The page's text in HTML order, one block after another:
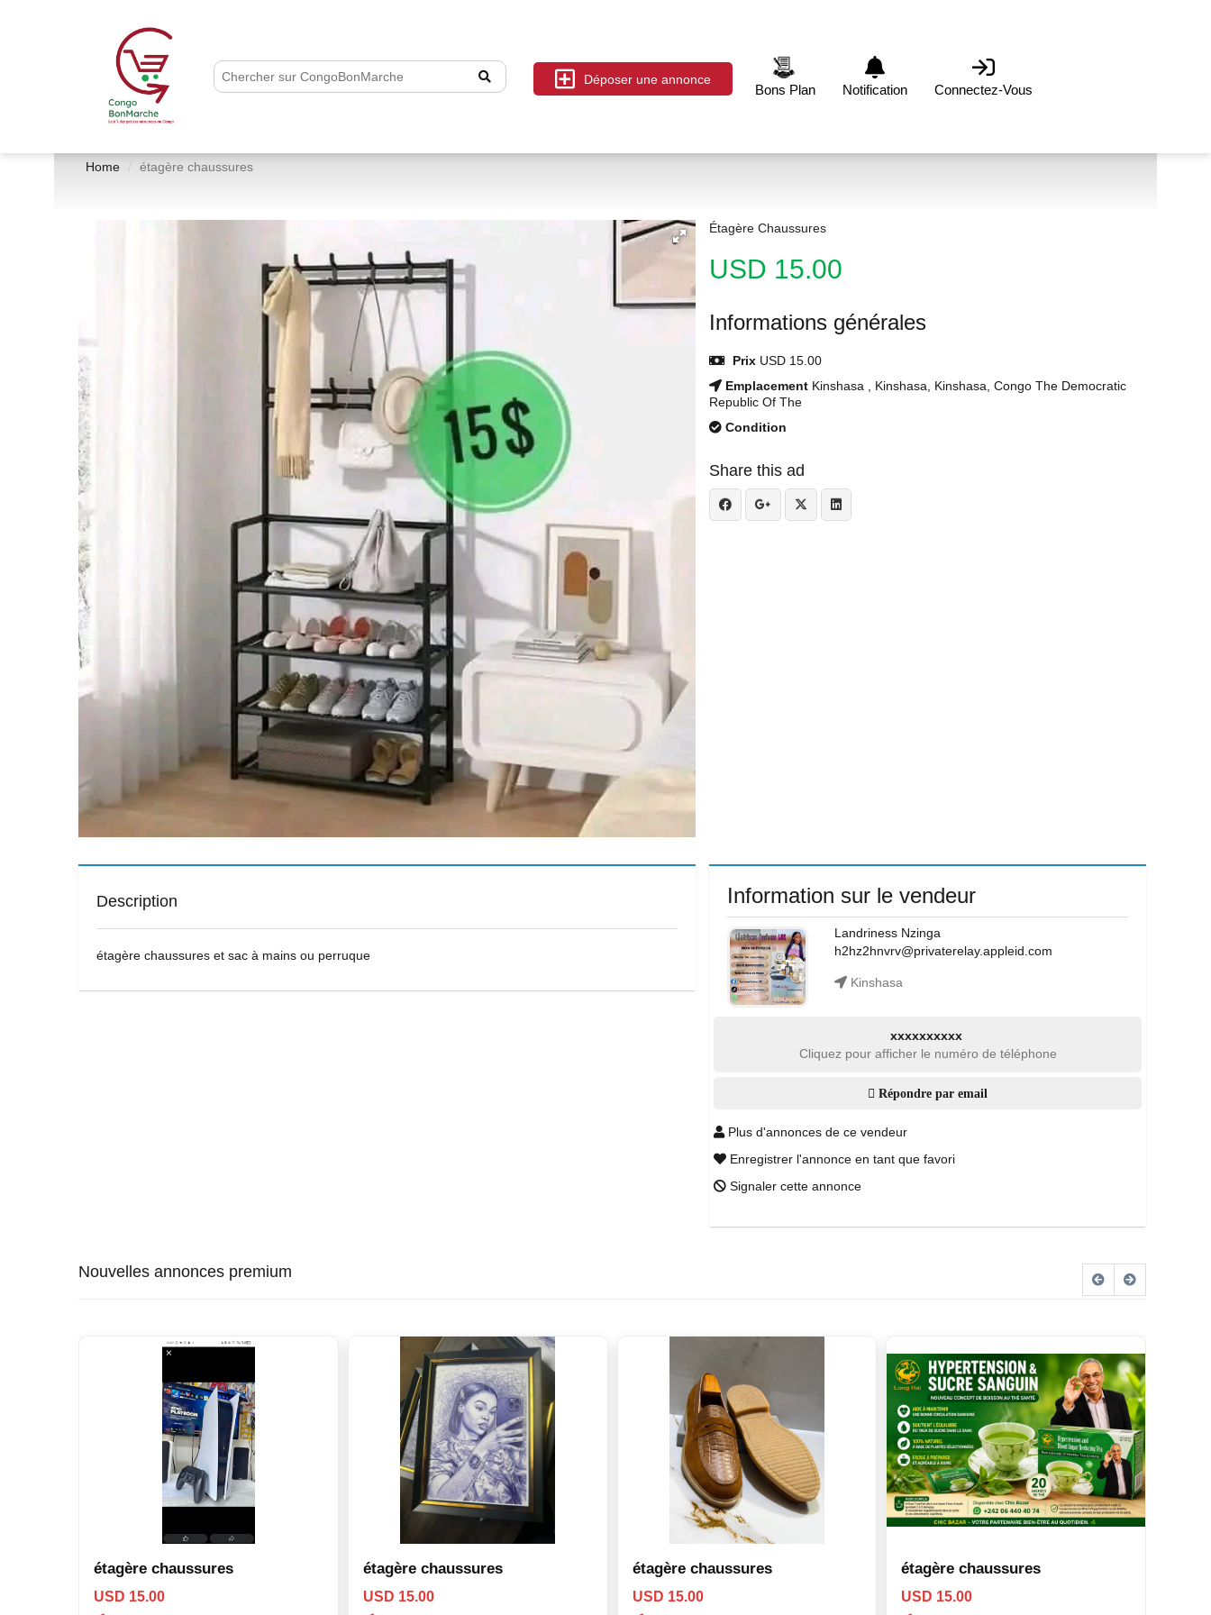
Déposer une annonce
Bons Plan Notification Connectez-Vous
Home étagère chaussures
Étagère Chaussures
USD 15.00
Informations générales
Prix USD 15.00
Emplacement Kinshasa , Kinshasa, Kinshasa, Congo The Democratic
Republic Of The
Condition
Share this ad
Description
étagère chaussures et sac à mains ou perruque
Information sur le vendeur
Landriness Nzinga
h2hz2hnvrv@privaterelay.appleid.com
Kinshasa
xxxxxxxxxx
Cliquez pour afficher le numéro de téléphone
Répondre par email
Plus d'annonces de ce vendeur
Enregistrer l'annonce en tant que favori
Signaler cette annonce
Nouvelles annonces premium
étagère chaussures
USD 15.00
étagère chaussures
USD 15.00
étagère chaussures
USD 15.00
étagère chaussures
USD 15.00